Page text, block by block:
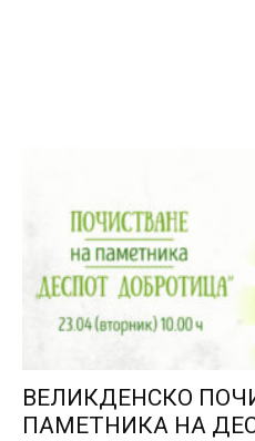
ВЕЛИКДЕНСКО
ПАМЕТНИКА НА